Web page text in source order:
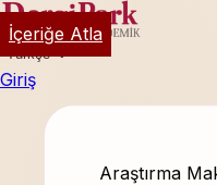
Türkçe
Giriş
Araştırma
İçeriğe Atla